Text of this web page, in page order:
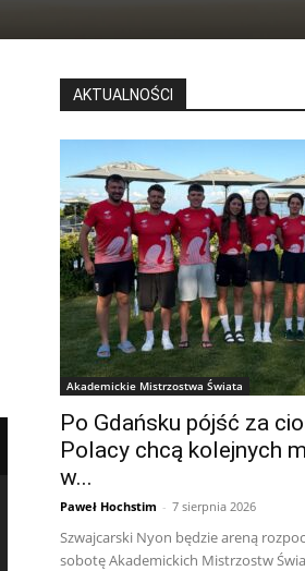
AKTUALNOŚCI
Akademickie Mistrzostwa Świata
Po Gdańsku pójść za
Polacy chcą kolejnych
w...
Paweł Hochstim - 7 sierpnia 2026
Szwajcarski Nyon będzie areną
sobotę Akademickich Mistrzostw